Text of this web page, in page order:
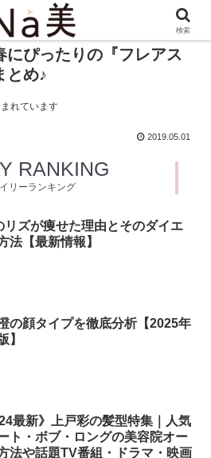
にぴったりの『フレアス
とめ♪
れています
2019.05.01
RANKING
リーランキング
リズが痩せた理由とそのダイエ
法【最新情報】
の顔タイプを徹底分析【2025年
】
最新》上戸彩の髪型特集｜人気
ト・ボブ・ロングの美容院オー
法や話題TV番組・ドラマ・映画
検索